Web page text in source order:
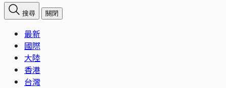
搜尋 關閉
最新
國際
大陸
香港
台灣